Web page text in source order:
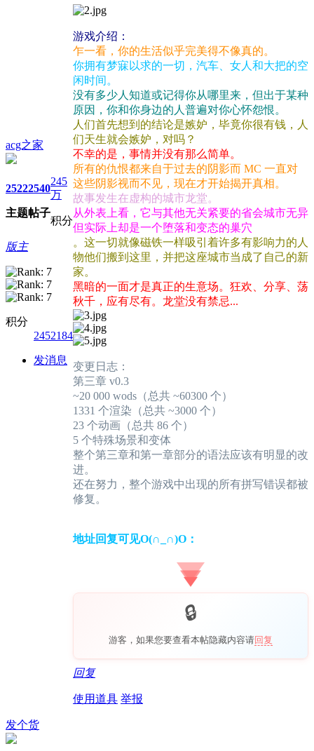
acg之家
2522
主题
2540
帖子
245
万
积分
版主
积分
2452184
发消息
游戏介绍：
乍一看，你的生活似乎完美得不像真的。
你拥有梦寐以求的一切，汽车、女人和大把的空
闲时间。
没有多少人知道或记得你从哪里来，但出于某种
原因，你和你身边的人普遍对你心怀怨恨。
人们首先想到的结论是嫉妒，毕竟你很有钱，人
们天生就会嫉妒，对吗？
不幸的是，事情并没有那么简单。
所有的仇恨都来自于过去的阴影而 MC 一直对
这些阴影视而不见，现在才开始揭开真相。
故事发生在虚构的城市龙堂。
从外表上看，它与其他无关紧要的省会城市无异
但实际上却是一个堕落和变态的巢穴
。这一切就像磁铁一样吸引着许多有影响力的人
物他们搬到这里，并把这座城市当成了自己的新
家。
黑暗的一面才是真正的生意场。狂欢、分享、荡
秋千，应有尽有。龙堂没有禁忌...
变更日志：
第三章 v0.3
~20 000 wods（总共 ~60300 个）
1331 个渲染（总共 ~3000 个）
23 个动画（总共 86 个）
5 个特殊场景和变体
整个第三章和第一章部分的语法应该有明显的改
进。
还在努力，整个游戏中出现的所有拼写错误都被
修复。
地址回复可见O(∩_∩)O：
游客，如果您要查看本帖隐藏内容请回复
回复
使用道具 举报
发个货